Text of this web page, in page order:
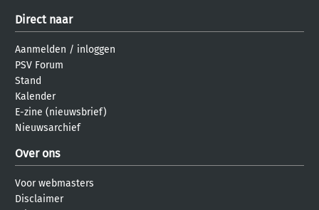
Direct naar
Aanmelden / inloggen
PSV Forum
Stand
Kalender
E-zine (nieuwsbrief)
Nieuwsarchief
Over ons
Voor webmasters
Disclaimer